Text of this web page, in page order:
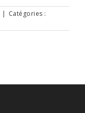
Catégories :